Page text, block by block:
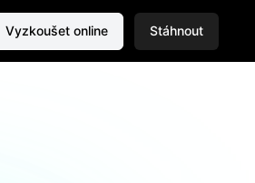
Vyzkoušet online Stáhnout